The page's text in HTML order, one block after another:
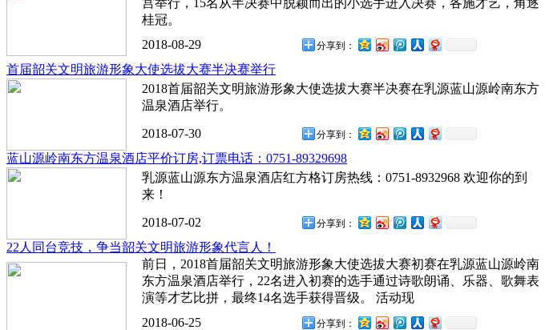
桂冠。
2018-08-29
分享到：
首届韶关文明旅游形象大使选拔大赛半决赛举行
2018首届韶关文明旅游形象大使选拔大赛半决赛在乳源蓝山源岭南东方
温泉酒店举行。
2018-07-30 分享到：
蓝山源岭南东方温泉酒店平价订房,订票电话：0751-89329698
乳源蓝山源东方温泉酒店红方格订房热线：0751-8932968 欢迎你的到
来！
2018-07-02 分享到：
22人同台竞技，争当韶关文明旅游形象代言人！
前日，2018首届韶关文明旅游形象大使选拔大赛初赛在乳源蓝山源岭南
东方温泉酒店举行，22名进入初赛的选手通过诗歌朗诵、乐器、歌舞表
演等才艺比拼，最终14名选手获得晋级。 活动现
2018-06-25
分享到：